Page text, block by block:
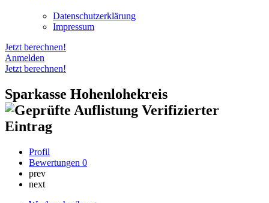
Datenschutzerklärung
Impressum
Jetzt berechnen!
Anmelden
Jetzt berechnen!
Sparkasse Hohenlohekreis
Verifizierter
Eintrag
Profil
Bewertungen 0
prev
next